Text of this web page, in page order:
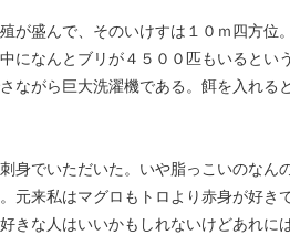
が盛んで、そのいけすは１０ｍ四方位
になんとブリが４５００匹もいるとい
ながら巨大洗濯機である。餌を入れる
身でいただいた。いや脂っこいのなん
元来私はマグロもトロより赤身が好き
きな人はいいかもしれないけどあれに